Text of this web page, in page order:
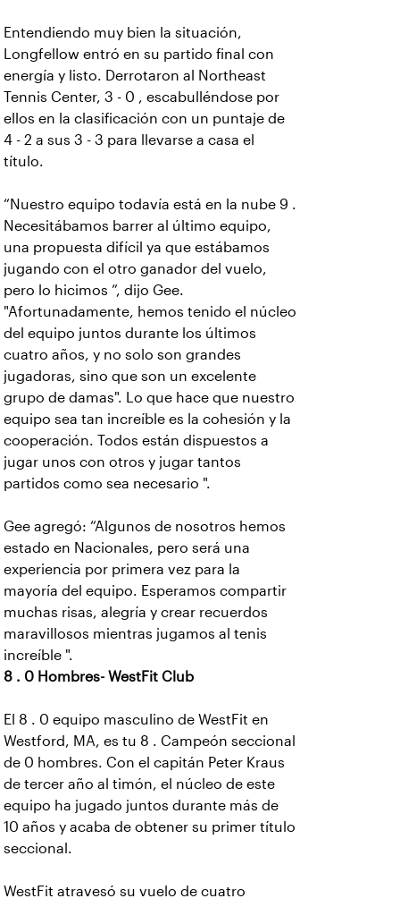
Entendiendo muy bien la situación,
Longfellow entró en su partido final con
energía y listo. Derrotaron al Northeast
Tennis Center, 3 - 0 , escabulléndose por
ellos en la clasificación con un puntaje de
4 - 2 a sus 3 - 3 para llevarse a casa el
título.
“Nuestro equipo todavía está en la nube 9 .
Necesitábamos barrer al último equipo,
una propuesta difícil ya que estábamos
jugando con el otro ganador del vuelo,
pero lo hicimos ”, dijo Gee.
"Afortunadamente, hemos tenido el núcleo
del equipo juntos durante los últimos
cuatro años, y no solo son grandes
jugadoras, sino que son un excelente
grupo de damas". Lo que hace que nuestro
equipo sea tan increíble es la cohesión y la
cooperación. Todos están dispuestos a
jugar unos con otros y jugar tantos
partidos como sea necesario ".
Gee agregó: “Algunos de nosotros hemos
estado en Nacionales, pero será una
experiencia por primera vez para la
mayoría del equipo. Esperamos compartir
muchas risas, alegría y crear recuerdos
maravillosos mientras jugamos al tenis
increíble ".
8 . 0 Hombres- WestFit Club
El 8 . 0 equipo masculino de WestFit en
Westford, MA, es tu 8 . Campeón seccional
de 0 hombres. Con el capitán Peter Kraus
de tercer año al timón, el núcleo de este
equipo ha jugado juntos durante más de
10 años y acaba de obtener su primer título
seccional.
WestFit atravesó su vuelo de cuatro